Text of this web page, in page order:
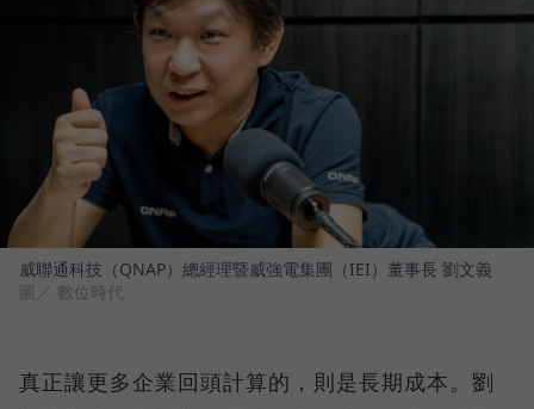
威聯通科技（QNAP）總經理暨威強電集團（IEI）董事長 劉文義
圖／ 數位時代
真正讓更多企業回頭計算的，則是長期成本。劉